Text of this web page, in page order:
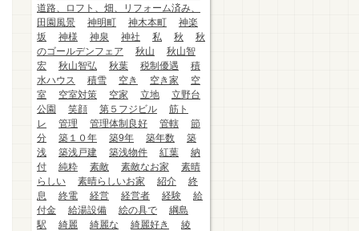
道路、ロフト、畑、リフォーム済み、
田園風景
神明町 神木本町
神楽
坂
神様 神泉 神社 私 秋
秋
のゴールデンフェア
秋山
秋山智
宏
秋山智弘 秋葉 税制優遇
積
水ハウス
積雪 空き 空き家
空
室
空室対策 空家 立地
立野台
公園
笑顔 第５フジビル
筋ト
レ
管理 管理体制良好 管轄
節
分
築１０年 築9年 築年数
築
浅
築浅戸建 築浅物件 紅葉
納
付
純粋 素敵 素敵なお家
素晴
らしい
素晴らしいお家 紹介
終
息
終電 経営 経営者 経験
給
付金
給湯設備 絵の具で
綱島
駅
綺麗 綺麗な 綺麗好き
綾